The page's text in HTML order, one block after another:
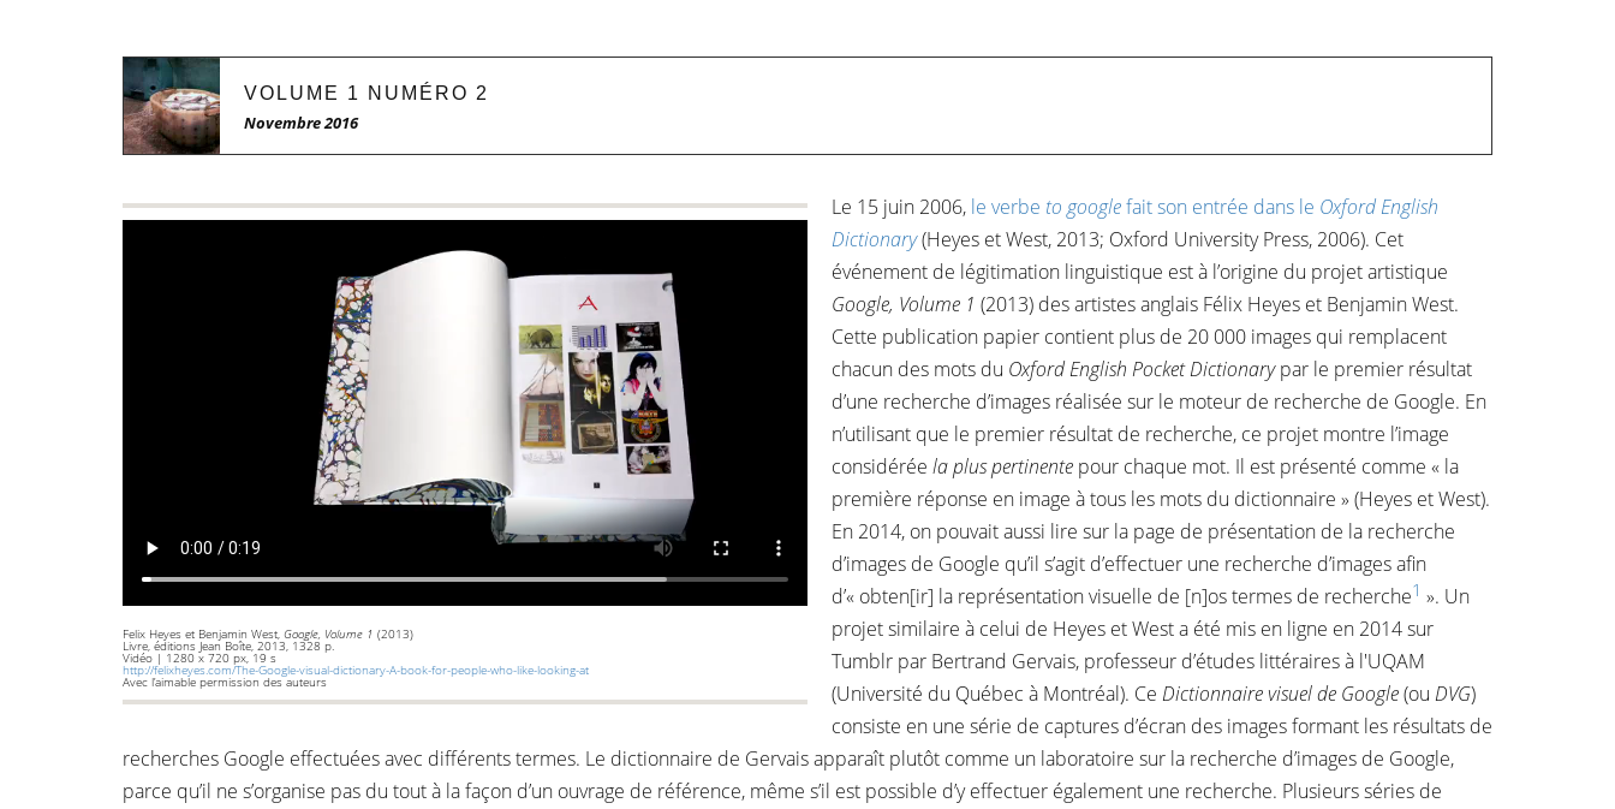
VOLUME 1 NUMÉRO 2
Novembre 2016
Felix Heyes et Benjamin West, Google, Volume 1 (2013)
Livre, éditions Jean Boîte, 2013, 1328 p.
Vidéo | 1280 x 720 px, 19 s
http://felixheyes.com/The-Google-visual-dictionary-A-book-for-people-who-like-looking-at
Avec l’aimable permission des auteurs
Le 15 juin 2006, le verbe to googlefait son entrée dans le Oxford English
Dictionary(Heyes et West, 2013; Oxford University Press, 2006). Cet
événement de légitimation linguistique est à l’origine du projet artistique
Google, Volume 1 (2013) des artistes anglais Félix Heyes et Benjamin West.
Cette publication papier contient plus de 20 000 images qui remplacent
chacun des mots du Oxford English Pocket Dictionarypar le premier résultat
d’une recherche d’images réalisée sur le moteur de recherche de Google. En
n’utilisant que le premier résultat de recherche, ce projet montre l’image
considérée la plus pertinente pour chaque mot. Il est présenté comme « la
première réponse en image à tous les mots du dictionnaire » (Heyes et West).
En 2014, on pouvait aussi lire sur la page de présentation de la recherche
d’images de Google qu’il s’agit d’effectuer une recherche d’images afin
d’« obten[ir] la représentation visuelle de [n]os termes de recherche1 ». Un
projet similaire à celui de Heyes et West a été mis en ligne en 2014 sur
Tumblr par Bertrand Gervais, professeur d’études littéraires à l'UQAM
(Université du Québec à Montréal). Ce Dictionnaire visuel de Google(ou DVG)
consiste en une série de captures d’écran des images formant les résultats de
recherches Google effectuées avec différents termes. Le dictionnaire de Gervais apparaît plutôt comme un laboratoire sur la recherche d’images de Google,
parce qu’il ne s’organise pas du tout à la façon d’un ouvrage de référence, même s’il est possible d’y effectuer également une recherche. Plusieurs séries de